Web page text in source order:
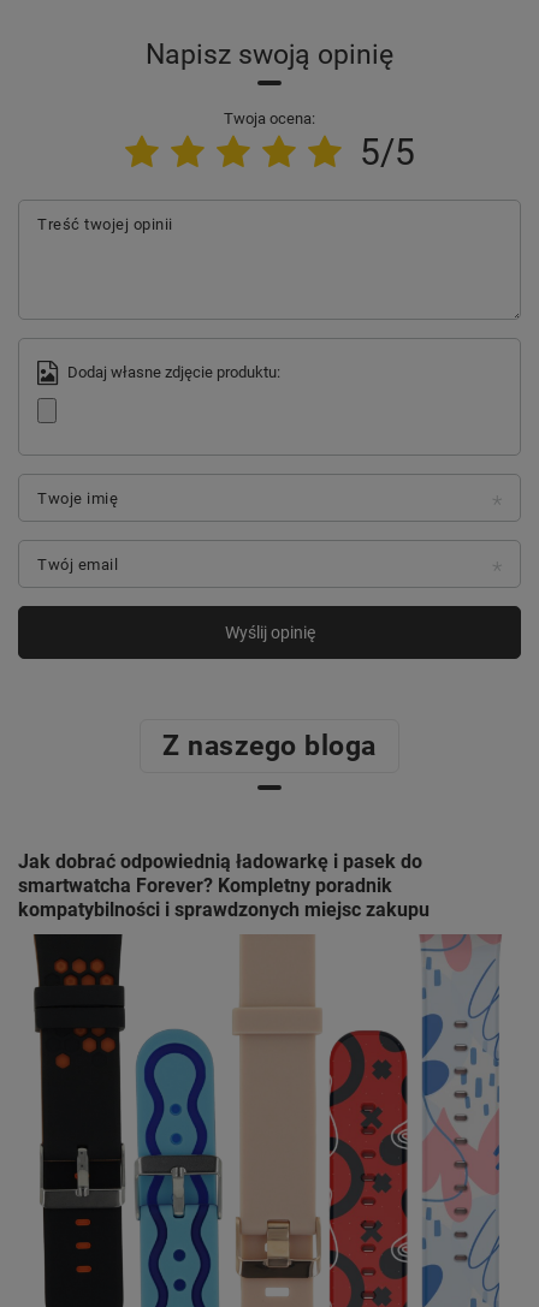
Napisz swoją opinię
Twoja ocena:
5/5
Treść twojej opinii
Dodaj własne zdjęcie produktu:
Twoje imię
Twój email
Wyślij opinię
Z naszego bloga
Jak dobrać odpowiednią ładowarkę i pasek do
smartwatcha Forever? Kompletny poradnik
kompatybilności i sprawdzonych miejsc zakupu